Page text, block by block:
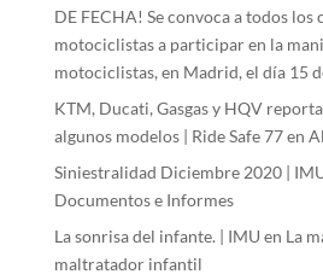
DE FECHA! Se convoca a todos los
motociclistas a participar en la
motociclistas, en Madrid, el día 15
KTM, Ducati, Gasgas y HQV
algunos modelos | Ride Safe 77en
Siniestralidad Diciembre 2020 |
Documentos e Informes
La sonrisa del infante. | IMU en La
maltratador infantil